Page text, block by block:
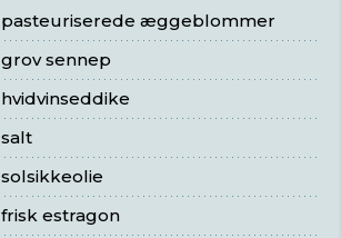
pasteuriserede æggeblommer
grov sennep
hvidvinseddike
salt
solsikkeolie
frisk estragon